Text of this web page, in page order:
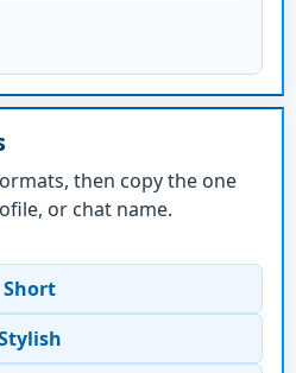
then copy the one
or chat name.
Short